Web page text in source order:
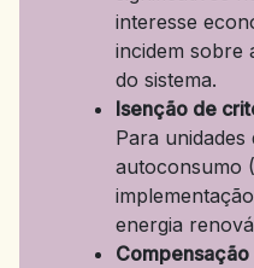
interesse
incidem sobre
do sistema.
Isenção de
Para
autoconsumo
energia
Compensação